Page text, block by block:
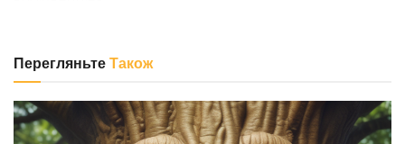
ПерегляньтеТакож